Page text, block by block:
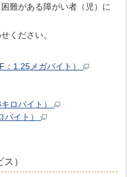
難がある障がい者（児）に
ください。
：1.25メガバイト）
キロバイト）
バイト）
）